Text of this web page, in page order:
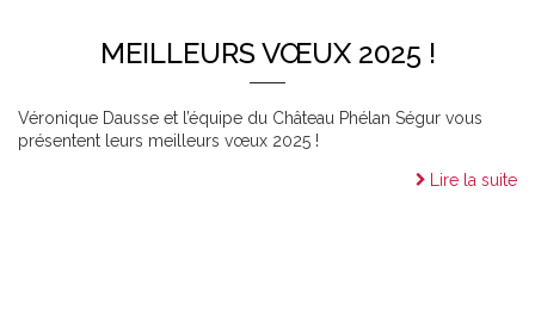
MEILLEURS VŒUX 2025 !
Véronique Dausse et l’équipe du Château Phélan Ségur vous
présentent leurs meilleurs vœux 2025 !
Lire la suite